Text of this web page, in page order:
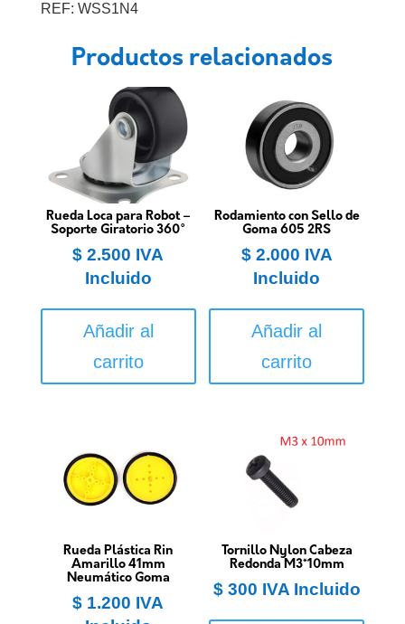
REF: WSS1N4
Productos relacionados
Rueda Loca para Robot –
Soporte Giratorio 360°
$ 2.500 IVA
Incluido
Añadir al
carrito
Rodamiento con Sello de
Goma 605 2RS
$2.000 IVA
Incluido
Añadir al
carrito
Rueda Plástica Rin
Amarillo 41mm
Neumático Goma
$ 1.200 IVA
Tornillo Nylon Cabeza
Redonda M3*10mm
$300 IVA Incluido